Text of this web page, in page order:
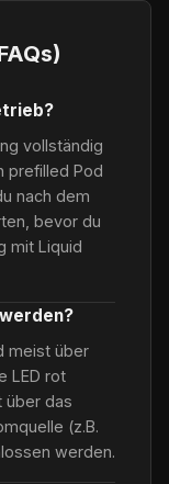
vollständig
prefilled Pod
nach dem
bevor du
mit Liquid
meist über
LED rot
über das
(z.B.
werden.